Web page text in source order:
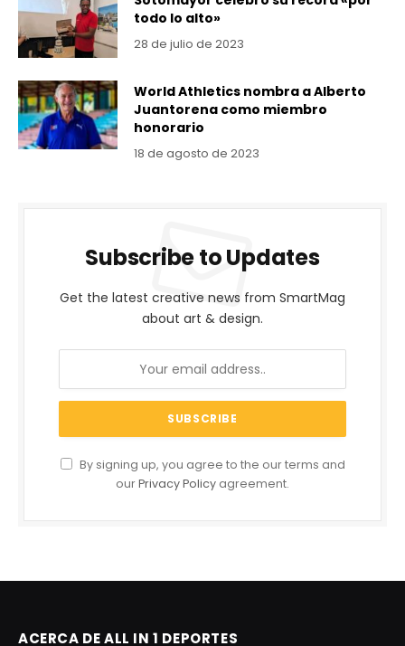
todo lo alto»
28 de julio de 2023
World Athletics nombra a Alberto
Juantorena como miembro
honorario
18 de agosto de 2023
Subscribe to Updates
Get the latest creative news from SmartMag
about art & design.
By signing up, you agree to the our terms and
ourPrivacy Policy agreement.
ACERCA DE ALL IN 1 DEPORTES